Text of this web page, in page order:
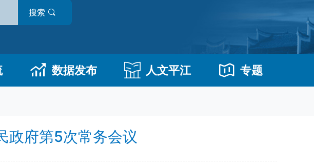
搜索
数据发布 人文平江 专题
政府第5次常务会议